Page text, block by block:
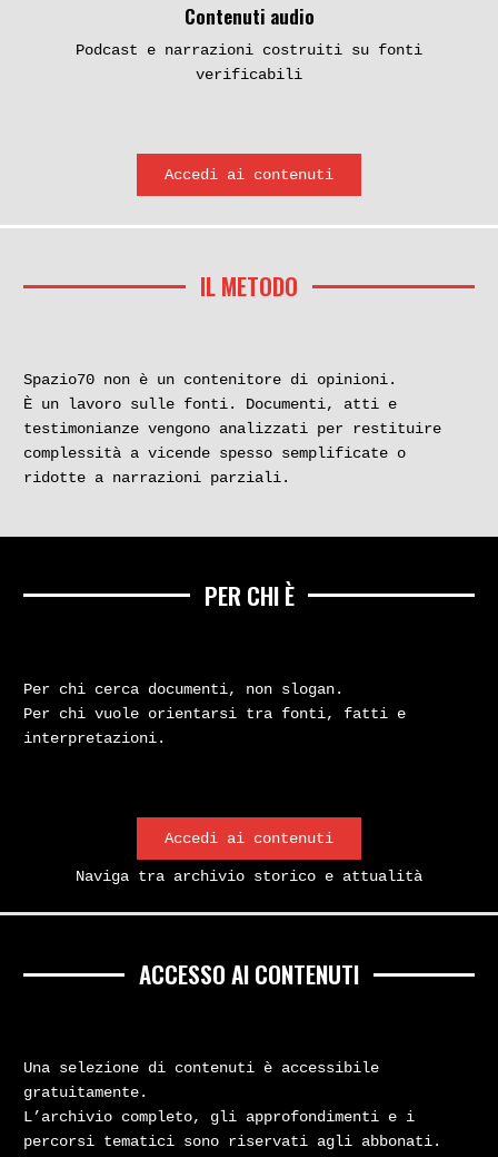
Contenuti audio
Podcast e narrazioni costruiti su fonti
verificabili
Accedi ai contenuti
IL METODO
Spazio70 non è un contenitore di opinioni.
È un lavoro sulle fonti. Documenti, atti e
testimonianze vengono analizzati per restituire
complessità a vicende spesso semplificate o
ridotte a narrazioni parziali.
PER CHI È
Per chi cerca documenti, non slogan.
Per chi vuole orientarsi tra fonti, fatti e
interpretazioni.
Accedi ai contenuti
Naviga tra archivio storico e attualità
ACCESSO AI CONTENUTI
Una selezione di contenuti è accessibile
gratuitamente.
L’archivio completo, gli approfondimenti e i
percorsi tematici sono riservati agli abbonati.